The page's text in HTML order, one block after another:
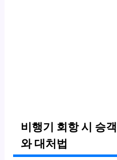
비행기 회항 시 승
와 대처법